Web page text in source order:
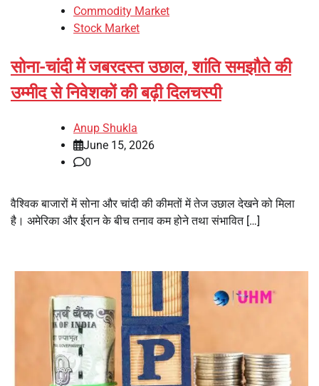
Commodity Market
Stock Market
सोना-चांदी में जबरदस्त उछाल, शांति समझौते की
उम्मीद से निवेशकों की बढ़ी दिलचस्पी
Anup Shukla
June 15, 2026
0
वैश्विक बाजारों में सोना और चांदी की कीमतों में तेज उछाल देखने को मिला
है। अमेरिका और ईरान के बीच तनाव कम होने तथा संभावित […]